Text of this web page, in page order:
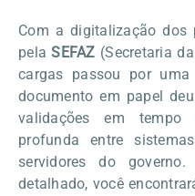
Com a digitalização dos
pelaSEFAZ (Secretaria
cargas passou por uma
documento em papel
validações em
profunda entre
servidores do
detalhado, você